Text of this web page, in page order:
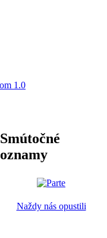
Smútočné
oznamy
Naždy nás opustili